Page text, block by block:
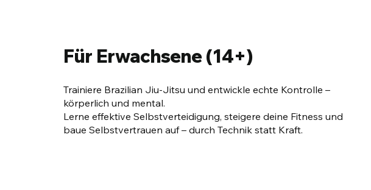
Trainiere Brazilian Jiu-Jitsu und entwickle echte Kontrolle –
körperlich und mental.
Lerne effektive Selbstverteidigung, steigere deine Fitness und
baue Selbstvertrauen auf – durch Technik statt Kraft.
Für Erwachsene (14+)